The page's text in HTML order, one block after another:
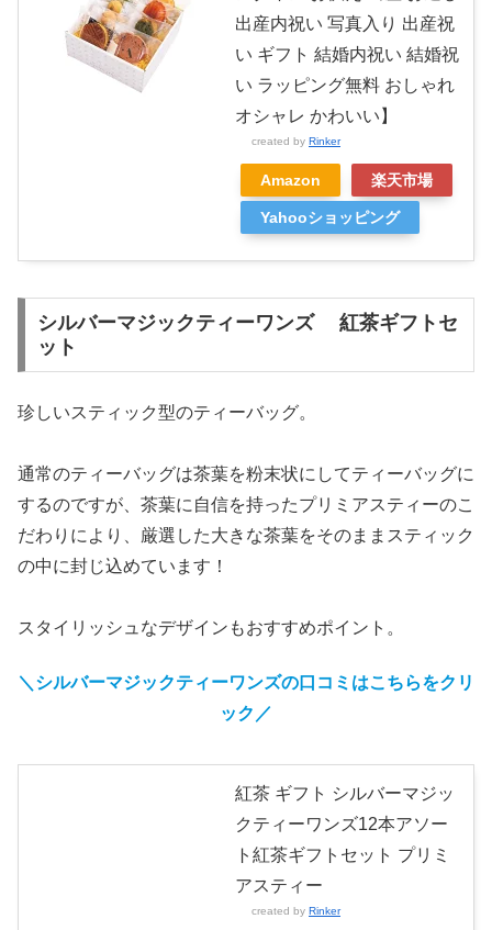
出産内祝い 写真入り 出産祝
い ギフト 結婚内祝い 結婚祝
い ラッピング無料 おしゃれ
オシャレ かわいい】
created by Rinker
Amazon 楽天市場
Yahooショッピング
シルバーマジックティーワンズ 紅茶ギフトセ
ット
珍しいスティック型のティーバッグ。
通常のティーバッグは茶葉を粉末状にしてティーバッグに
するのですが、茶葉に自信を持ったプリミアスティーのこ
だわりにより、厳選した大きな茶葉をそのままスティック
の中に封じ込めています！
スタイリッシュなデザインもおすすめポイント。
＼シルバーマジックティーワンズの口コミはこちらをクリ
ック／
紅茶 ギフト シルバーマジッ
クティーワンズ12本アソー
ト紅茶ギフトセット プリミ
アスティー
created by Rinker